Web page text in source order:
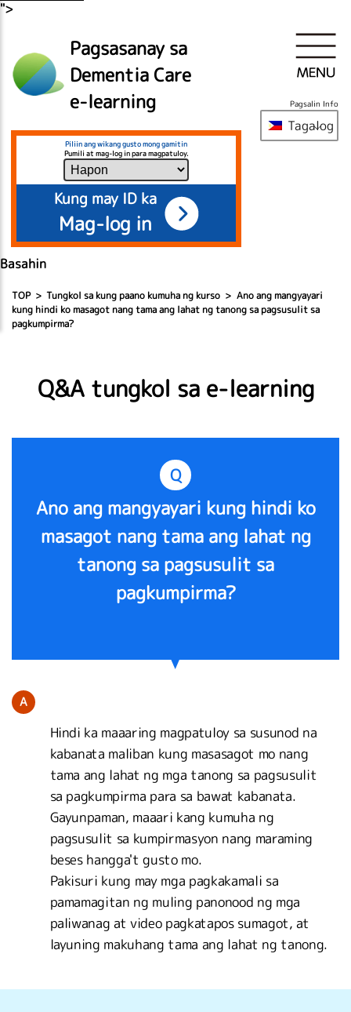
">
Pagsasanay sa
Dementia Care
e-learning
Piliin ang wikang gusto mong gamitin
Pumili at mag-log in para magpatuloy.
Kung may ID ka
Mag-log in
Basahin
Pagsalin Info
Tagalog
TOP Tungkol sa kung paano kumuha ng kurso
Ano ang mangyayari
kung hindi ko masagot nang tama ang lahat ng tanong sa pagsusulit sa
pagkumpirma?
Q&A tungkol sa e-learning
Q
Ano ang mangyayari kung hindi ko
masagot nang tama ang lahat ng
tanong sa pagsusulit sa
pagkumpirma?
A
Hindi ka maaaring magpatuloy sa susunod na
kabanata maliban kung masasagot mo nang
tama ang lahat ng mga tanong sa pagsusulit
sa pagkumpirma para sa bawat kabanata.
Gayunpaman, maaari kang kumuha ng
pagsusulit sa kumpirmasyon nang maraming
beses hangga't gusto mo.
Pakisuri kung may mga pagkakamali sa
pamamagitan ng muling panonood ng mga
paliwanag at video pagkatapos sumagot, at
layuning makuhang tama ang lahat ng tanong.